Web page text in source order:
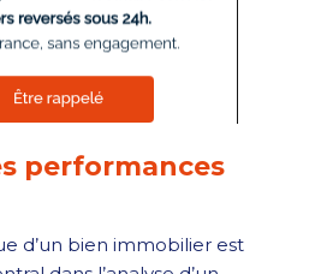
performances
d’un bien immobilier est